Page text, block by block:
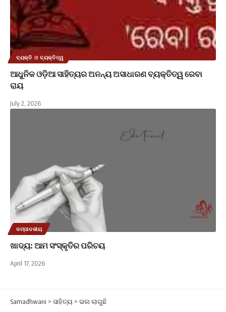
ବ୍ୟକ୍ତି ଓ ବ୍ୟକ୍ତିତ୍ୱ
ଆଧୁନିକ ଓଡ଼ିଆ ସାହିତ୍ୟର ଅନନ୍ୟ ଅସାଧାରଣ ବ୍ୟକ୍ତିତ୍ୱ ରେବା
ରାୟ
July 2, 2026
ସମ୍ପାଦକୀୟ
ଖାଦ୍ୟ: ଆମ ସଂସ୍କୃତିର ପରିଚୟ
April 17, 2026
Samadhwani > ସାହିତ୍ୟ > ଭଲ ଲାଗୁଛି